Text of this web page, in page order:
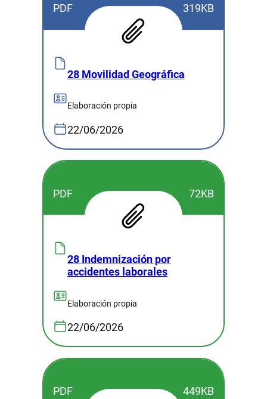
PDF 319KB
28 Movilidad Geográfica
Elaboración propia
22/06/2026
PDF 72KB
28 Indemnización por
accidentes laborales
Elaboración propia
22/06/2026
PDF 449KB